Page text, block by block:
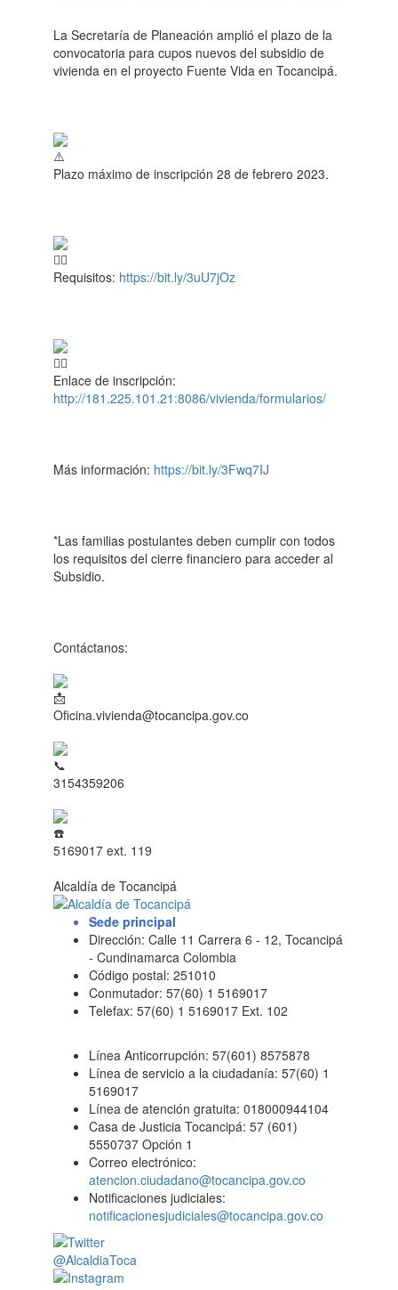
La Secretaría de Planeación amplió el plazo de la
convocatoria para cupos nuevos del subsidio de
vivienda en el proyecto Fuente Vida en Tocancipá.
Plazo máximo de inscripción 28 de febrero 2023.
Requisitos: https://bit.ly/3uU7jOz
Enlace de inscripción:
http://181.225.101.21:8086/vivienda/formularios/
Más información: https://bit.ly/3Fwq7IJ
*Las familias postulantes deben cumplir con todos
los requisitos del cierre financiero para acceder al
Subsidio.
Contáctanos:
Oficina.vivienda@tocancipa.gov.co
3154359206
5169017 ext. 119
Alcaldía de Tocancipá
Sede principal
Dirección: Calle 11 Carrera 6 - 12, Tocancipá
- Cundinamarca Colombia
Código postal: 251010
Conmutador: 57(60) 1 5169017
Telefax: 57(60) 1 5169017 Ext. 102
Línea Anticorrupción: 57(601) 8575878
Línea de servicio a la ciudadanía: 57(60) 1
5169017
Línea de atención gratuita: 018000944104
Casa de Justicia Tocancipá: 57 (601)
5550737 Opción 1
Correo electrónico:
atencion.ciudadano@tocancipa.gov.co
Notificaciones judiciales:
notificacionesjudiciales@tocancipa.gov.co
@AlcaldiaToca